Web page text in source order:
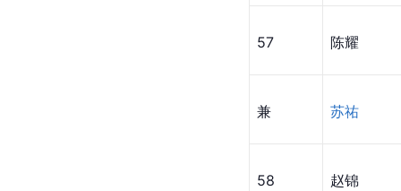
57 陈耀
兼 苏祐
58 赵锦